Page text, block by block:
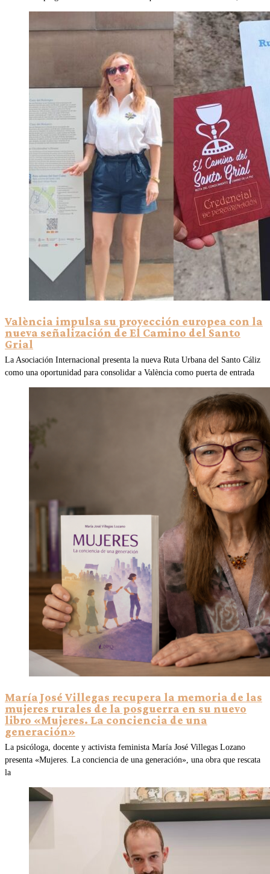
València impulsa su proyección europea con la
nueva señalización de El Camino del Santo
Grial
La Asociación Internacional presenta la nueva Ruta Urbana del Santo Cáliz
como una oportunidad para consolidar a València como puerta de entrada
María José Villegas recupera la memoria de las
mujeres rurales de la posguerra en su nuevo
libro «Mujeres. La conciencia de una
generación»
La psicóloga, docente y activista feminista María José Villegas Lozano
presenta «Mujeres. La conciencia de una generación», una obra que rescata
la